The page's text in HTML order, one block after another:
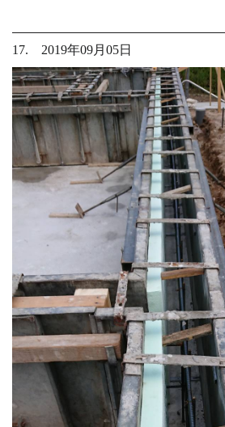
17. 2019年09月05日